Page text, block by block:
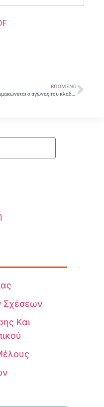
ΕΠΌΜΕΝΟ
Κλιμακώνεται ο αγώνας του κλάδου για την ανατροπή των αντιασφαλιστικών διατάξεων της κυβέρνησης
Σχέσεων
Και